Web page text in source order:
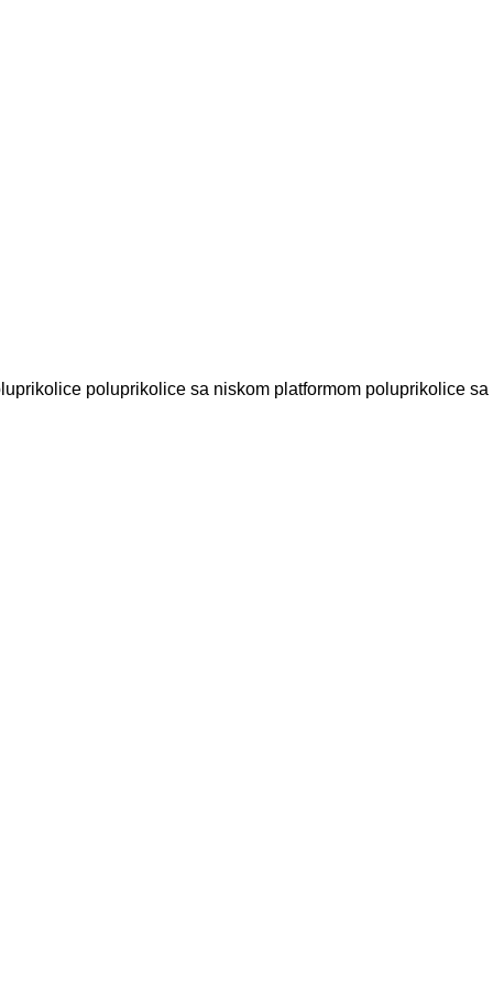
poluprikolice sa niskom platformom poluprikolice sa